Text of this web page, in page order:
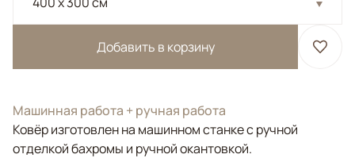
Добавить в корзину
Машинная работа + ручная работа
Ковёр изготовлен на машинном станке с ручной
отделкой бахромы и ручной окантовкой.